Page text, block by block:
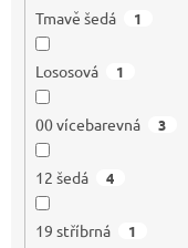
Tmavě šedá 1
Lososová 1
00 vícebarevná 3
12 šedá 4
19 stříbrná 1